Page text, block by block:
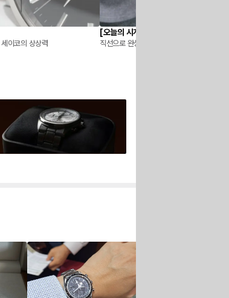
이코의 상상력
[오늘의 시계] - 까르띠에 탱크 솔로 3170
직선으로 완성된 가장 완벽한 클래식